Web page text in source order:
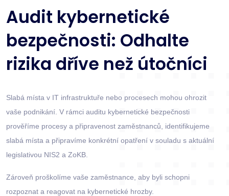
Audit kybernetické
bezpečnosti: Odhalte
rizika dříve než útočníci
Slabá místa v IT infrastruktuře nebo procesech mohou ohrozit
vaše podnikání. V rámci auditu kybernetické bezpečnosti
prověříme procesy a připravenost zaměstnanců, identifikujeme
slabá místa a připravíme konkrétní opatření v souladu s aktuální
legislativou NIS2 a ZoKB.
Zároveň proškolíme vaše zaměstnance, aby byli schopni
rozpoznat a reagovat na kybernetické hrozby.